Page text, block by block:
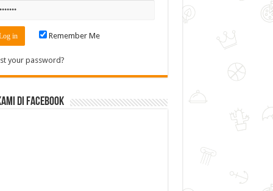
Remember Me
your password?
di Facebook